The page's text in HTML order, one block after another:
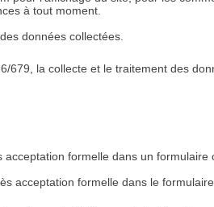
à tout moment.
données collectées.
la collecte et le traitement des
formelle dans un formulaire
acceptation formelle dans le